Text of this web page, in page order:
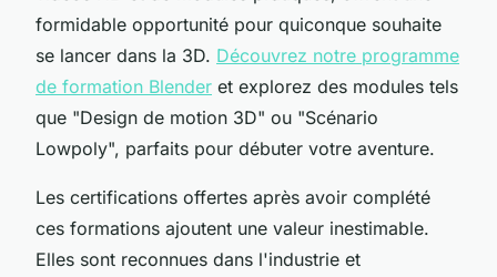
formidable opportunité pour quiconque souhaite
se lancer dans la 3D. Découvrez notre programme
de formation Blender et explorez des modules tels
que "Design de motion 3D" ou "Scénario
Lowpoly", parfaits pour débuter votre aventure.
Les certifications offertes après avoir complété
ces formations ajoutent une valeur inestimable.
Elles sont reconnues dans l'industrie et